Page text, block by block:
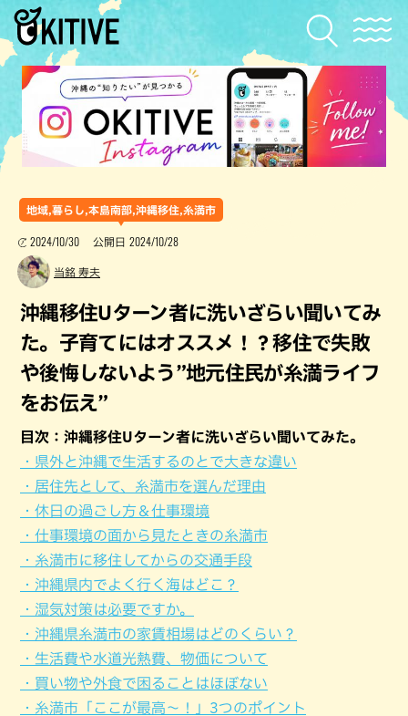
地域,暮らし,本島南部,沖縄移住,糸満市
2024/10/30 公開日 2024/10/28
当銘 寿夫
沖縄移住Uターン者に洗いざらい聞いてみ
た。子育てにはオススメ！？移住で失敗
や後悔しないよう”地元住民が糸満ライフ
をお伝え”
目次：沖縄移住Uターン者に洗いざらい聞いてみた。
・県外と沖縄で生活するのとで大きな違い
・居住先として、糸満市を選んだ理由
・休日の過ごし方＆仕事環境
・仕事環境の面から見たときの糸満市
・糸満市に移住してからの交通手段
・沖縄県内でよく行く海はどこ？
・湿気対策は必要ですか。
・沖縄県糸満市の家賃相場はどのくらい？
・生活費や水道光熱費、物価について
・買い物や外食で困ることはほぼない
・糸満市「ここが最高〜！」3つのポイント